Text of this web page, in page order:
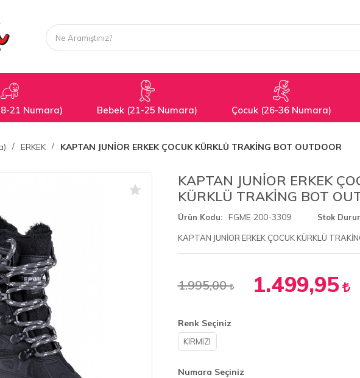
21 Numara) Bebek (21-25 Numara) Çocuk (26-36 Numara)
ERKEK KAPTAN JUNİOR ERKEK ÇOCUK KÜRKLÜ TRAKİNG BOT OUTDOOR
KAPTAN JUNİOR ERKEK
KÜRKLÜ TRAKİNG BOT
Ürün Kodu FGME 200-3309 Stok
KAPTAN JUNİOR ERKEK ÇOCUK KÜRKLÜ
1.995,00 1.499,95
Renk Seçiniz
KIRMIZI
Numara Seçiniz